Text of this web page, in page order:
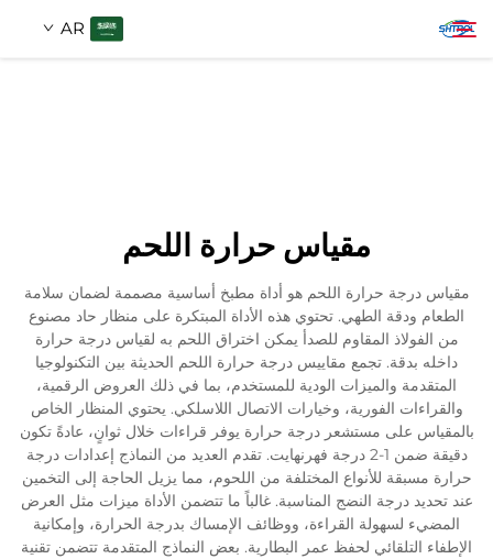
AR
مقياس حرارة اللحم
مقياس درجة حرارة اللحم هو أداة مطبخ أساسية مصممة لضمان سلامة
الطعام ودقة الطهي. تحتوي هذه الأداة المبتكرة على منظار حاد مصنوع
من الفولاذ المقاوم للصدأ يمكن اختراق اللحم به لقياس درجة حرارة
داخله بدقة. تجمع مقاييس درجة حرارة اللحم الحديثة بين التكنولوجيا
المتقدمة والميزات الودية للمستخدم، بما في ذلك العروض الرقمية،
والقراءات الفورية، وخيارات الاتصال اللاسلكي. يحتوي المنظار الخاص
بالمقياس على مستشعر درجة حرارة يوفر قراءات خلال ثوانٍ، عادةً تكون
دقيقة ضمن 1-2 درجة فهرنهايت. تقدم العديد من النماذج إعدادات درجة
حرارة مسبقة للأنواع المختلفة من اللحوم، مما يزيل الحاجة إلى التخمين
عند تحديد درجة النضج المناسبة. غالباً ما تتضمن الأداة ميزات مثل العرض
المضيء لسهولة القراءة، ووظائف الإمساك بدرجة الحرارة، وإمكانية
الإطفاء التلقائي لحفظ عمر البطارية. بعض النماذج المتقدمة تتضمن تقنية